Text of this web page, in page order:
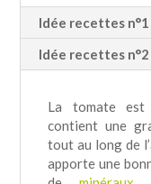
Idée recettes n°1
Idée recettes n°2
La tomate
contient une
tout au long de
apporte une